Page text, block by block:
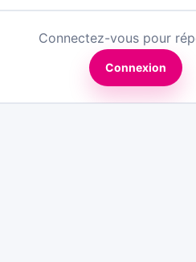
Connectez-vous pour
Connexion